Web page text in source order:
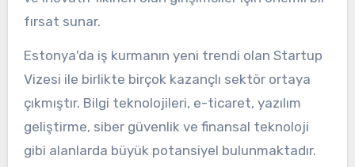
fırsat sunar.
Estonya'da iş kurmanın yeni trendi olan Startup
Vizesi ile birlikte birçok kazançlı sektör ortaya
çıkmıştır. Bilgi teknolojileri, e-ticaret, yazılım
geliştirme, siber güvenlik ve finansal teknoloji
gibi alanlarda büyük potansiyel bulunmaktadır.